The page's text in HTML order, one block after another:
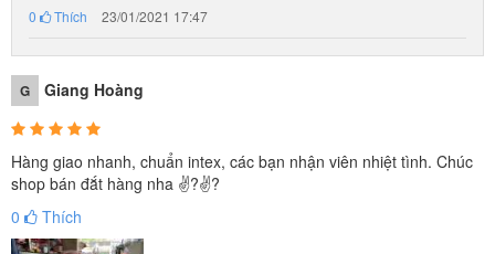
0 Thích 23/01/2021 17:47
G Giang Hoàng
Hàng giao nhanh, chuẩn intex, các bạn nhận viên nhiệt tình. Chúc
shop bán đắt hàng nha ✌?✌?
0
Thích